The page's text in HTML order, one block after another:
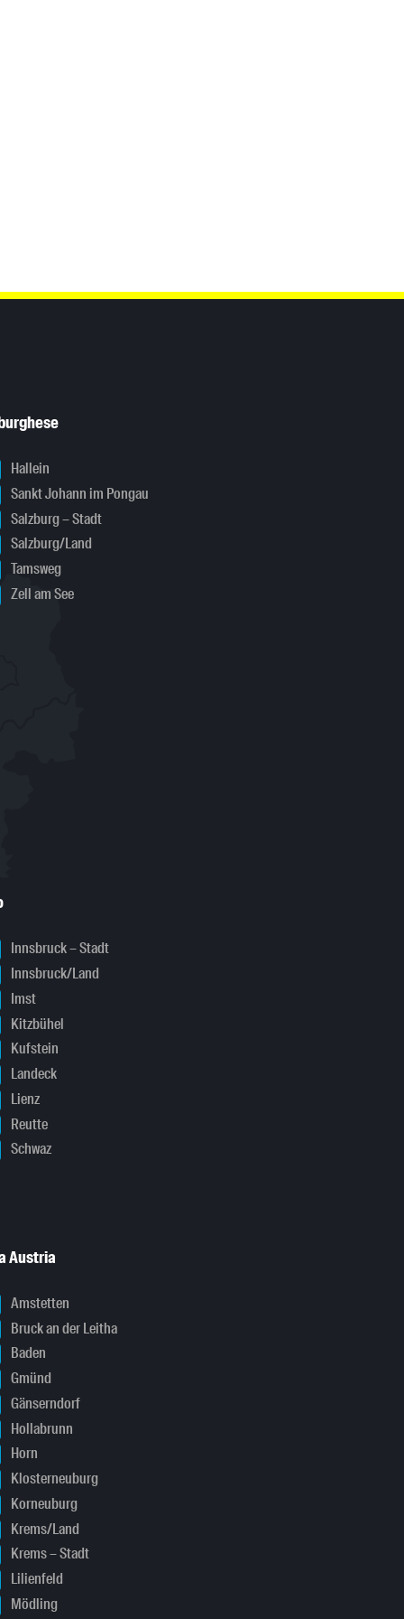
Hallein
Sankt Johann im Pongau
Salzburg – Stadt
Salzburg/Land
Tamsweg
Zell am See
Innsbruck – Stadt
Innsbruck/Land
Imst
Kitzbühel
Kufstein
Landeck
Lienz
Reutte
Schwaz
Austria
Amstetten
Bruck an der Leitha
Baden
Gmünd
Gänserndorf
Hollabrunn
Horn
Klosterneuburg
Korneuburg
Krems/Land
Krems – Stadt
Lilienfeld
Mödling